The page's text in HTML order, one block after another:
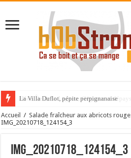
La Villa Duflot, pépite perpignanaise
Accueil / Salade fraîcheur aux abricots
IMG_20210718_124154_3
IMG_20210718_124154_3